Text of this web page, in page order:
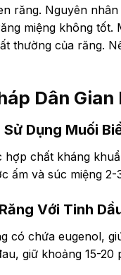
răng. Nguyên
miệng không tốt.
thường của răng.
Dân
Dụng Muối
hợp chất kháng
ấm và súc miệng 2-
Với Tinh
có chứa eugenol,
giữ khoảng 15-20